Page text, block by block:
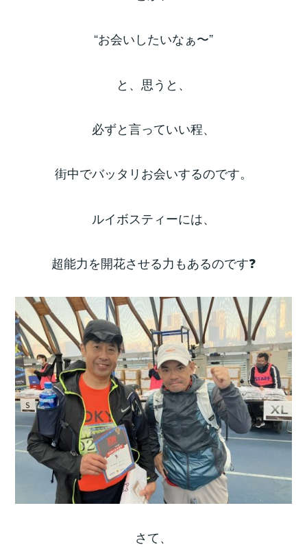
“お会いしたいなぁ〜”
と、思うと、
必ずと言っていい程、
街中でバッタリお会いするのです。
ルイボスティーには、
超能力を開花させる力もあるのです❓
さて、